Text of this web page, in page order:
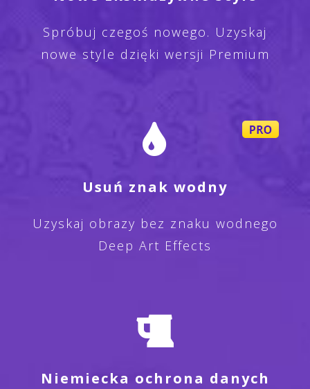
Spróbuj czegoś nowego. Uzyskaj
nowe style dzięki wersji Premium
Usuń znak wodny
Uzyskaj obrazy bez znaku wodnego
Deep Art Effects
Niemiecka ochrona danych